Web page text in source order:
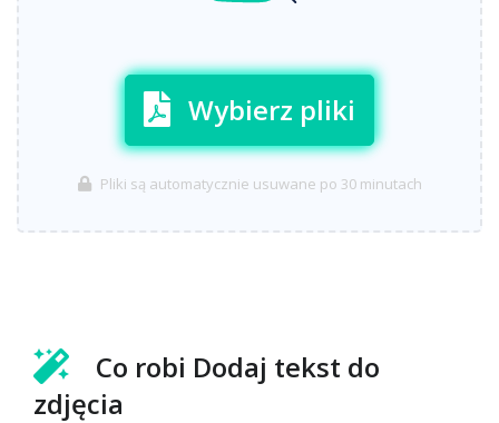
Wybierz pliki
Pliki są automatycznie usuwane po 30 minutach
Co robi Dodaj tekst do
zdjęcia